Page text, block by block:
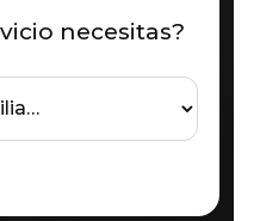
necesitas?